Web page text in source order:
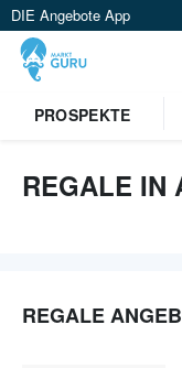
DIE Angebote App
PROSPEKTE
REGALE IN
REGALE